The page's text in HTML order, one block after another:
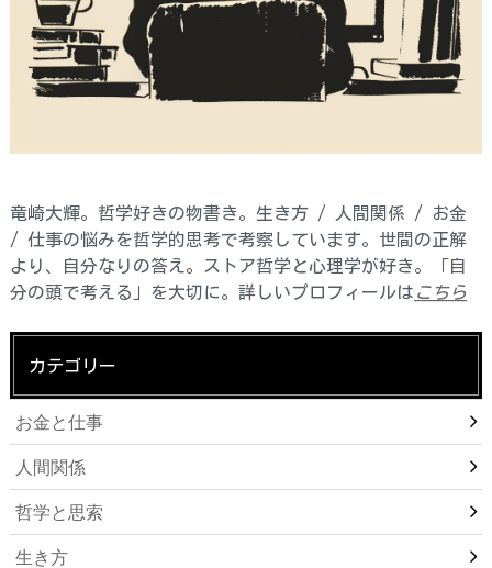
竜崎大輝。哲学好きの物書き。生き方 / 人間関係 / お金
/ 仕事の悩みを哲学的思考で考察しています。世間の正解
より、自分なりの答え。ストア哲学と心理学が好き。「自
分の頭で考える」を大切に。詳しいプロフィールは こちら
カテゴリー
お金と仕事
人間関係
哲学と思索
生き方